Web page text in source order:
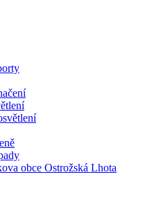
obce Ostrožská Lhota